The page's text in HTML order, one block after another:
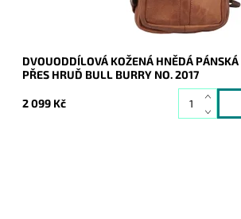
DVOUODDÍLOVÁ KOŽENÁ HNĚDÁ
PŘES HRUĎ BULL BURRY NO. 2017
2 099 Kč